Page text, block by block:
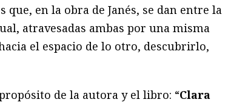
que, en la obra de Janés, se dan entre la
atravesadas ambas por una misma
el espacio de lo otro, descubrirlo,
de la autora y el libro: “Clara